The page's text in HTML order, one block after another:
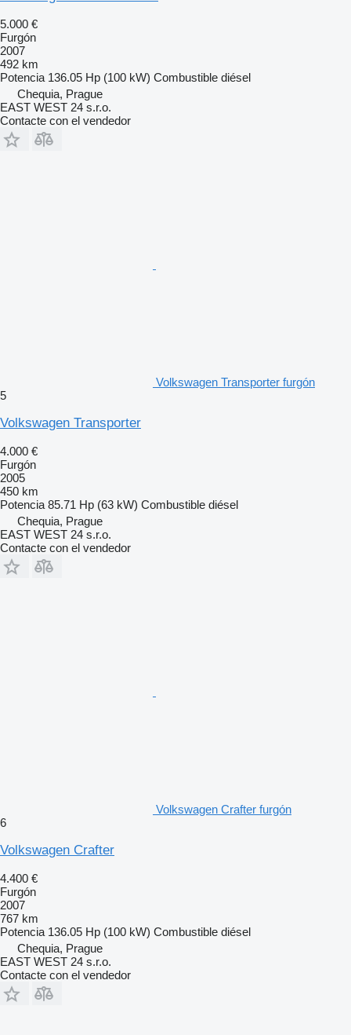
5.000 €
Furgón
2007
492 km
Potencia 136.05 Hp (100 kW) Combustible diésel
Chequia, Prague
EAST WEST 24 s.r.o.
Contacte con el vendedor
Volkswagen Transporter furgón
5
Volkswagen Transporter
4.000 €
Furgón
2005
450 km
Potencia 85.71 Hp (63 kW) Combustible diésel
Chequia, Prague
EAST WEST 24 s.r.o.
Contacte con el vendedor
Volkswagen Crafter furgón
6
Volkswagen Crafter
4.400 €
Furgón
2007
767 km
Potencia 136.05 Hp (100 kW) Combustible diésel
Chequia, Prague
EAST WEST 24 s.r.o.
Contacte con el vendedor